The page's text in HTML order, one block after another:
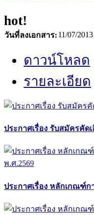
hot!
วันที่ลงเอกสาร: 11/07/2013
ดาวน์โหลด
รายละเอียด
ประกาศเรื่อง รับสมัครคัด
ประกาศเรื่อง หลักเกณฑ์